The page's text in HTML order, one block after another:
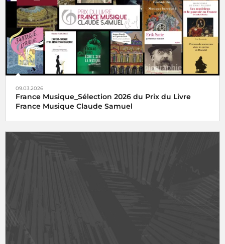
09.03.2026
France Musique_Sélection 2026 du Prix du Livre
France Musique Claude Samuel